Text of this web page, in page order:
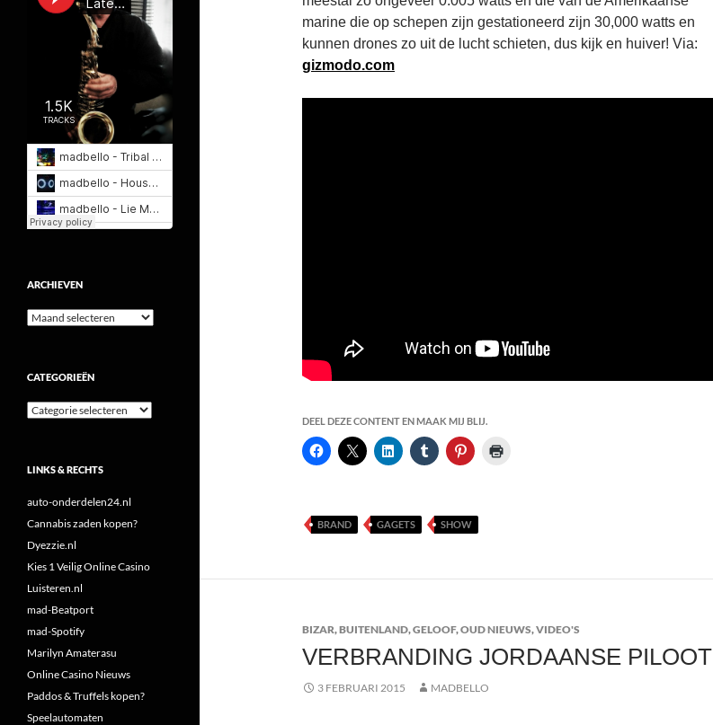
marine die op schepen zijn gestationeerd zijn 30,000 watts en
kunnen drones zo uit de lucht schieten, dus kijk en huiver! Via:
gizmodo.com
DEEL DEZE CONTENT EN MAAK MIJ BLIJ.
BRAND GAGETS SHOW
BIZAR,BUITENLAND,GELOOF,OUD NIEUWS,VIDEO'S
VERBRANDING JORDAANSE PILOOT
3 FEBRUARI 2015 MADBELLO
ARCHIEVEN
Archieven
CATEGORIEËN
Categorieën
LINKS & RECHTS
auto-onderdelen24.nl
Cannabis zaden kopen?
Dyezzie.nl
Kies 1 Veilig Online Casino
Luisteren.nl
mad-Beatport
mad-Spotify
Marilyn Amaterasu
Online Casino Nieuws
Paddos & Truffels kopen?
Speelautomaten